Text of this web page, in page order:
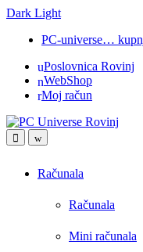
Dark Light
navigation
content
PC-universe…
Poslovnica Rovinj
WebShop
Moj račun
OpenClose
Računala
Računala
Mini računala